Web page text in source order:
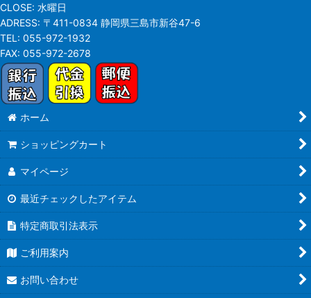
CLOSE: 水曜日
ADRESS: 〒411-0834 静岡県三島市新谷47-6
TEL: 055-972-1932
FAX: 055-972-2678
ホーム
ショッピングカート
マイページ
最近チェックしたアイテム
特定商取引法表示
ご利用案内
お問い合わせ